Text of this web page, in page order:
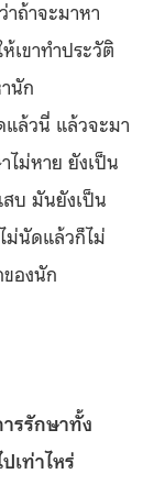
าถ้าจะมาหา
เขาทำประวัติ
นัก
แล้วนี่ แล้วจะมา
ไม่หาย ยังเป็น
บ มันยังเป็น
ม่นัดแล้วก็ไม่
องนัก
รรักษาทั้ง
เท่าไหร่